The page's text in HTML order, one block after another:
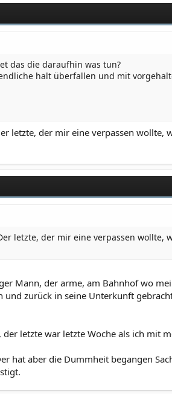
das die daraufhin was tun?
halt überfallen und mit
letzte, der mir eine verpassen wollte,
letzte, der mir eine verpassen
Mann, der arme, am Bahnhof wo
zurück in seine Unterkunft
der letzte war letzte Woche als ich
hat aber die Dummheit begangen